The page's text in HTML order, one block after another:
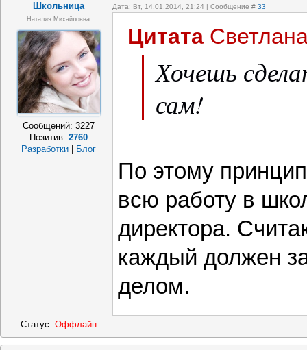
Школьница Дата: Вт, 14.01.2014, 21:24 | Сообщение # 33
Наталия Михайловна
Сообщений: 3227
Позитив: 2760
Разработки
Блог
Цитата
Хочешь
сам!
По этому
всю работу в
директора.
каждый должен
делом.
Статус: Оффлайн